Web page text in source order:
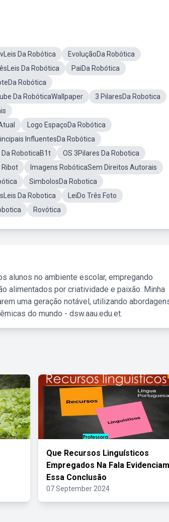
Da Robótica
EvoluçãoDa Robótica
Da Robótica
PaiDa Robótica
Robótica
Da RobóticaWallpaper
3 PilaresDa Robotica
Logo EspaçoDa Robótica
InfluentesDa Robótica
RoboticaB1t
OS 3Pilares Da Robotica
Ribot
Imagens RobóticaSem Direitos Autorais
SimbolosDa Robotica
Da Robotica
LeiDo Três Foto
Rovótica
alunos no ambiente escolar, empregando
alimentados por criatividade e paixão. Minha
uma geração notável, utilizando
do mundo - dsw.aau.edu.et.
Que Recursos Linguísticos
Empregados Na Fala Evidenciam
Essa Conclusão
07 September 2024